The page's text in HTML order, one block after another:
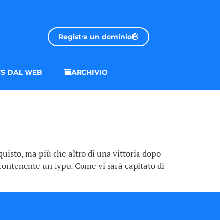
Registra un dominio
DAL WEB ARCHIVIO
ma più che altro di una vittoria dopo
un typo. Come vi sarà capitato di